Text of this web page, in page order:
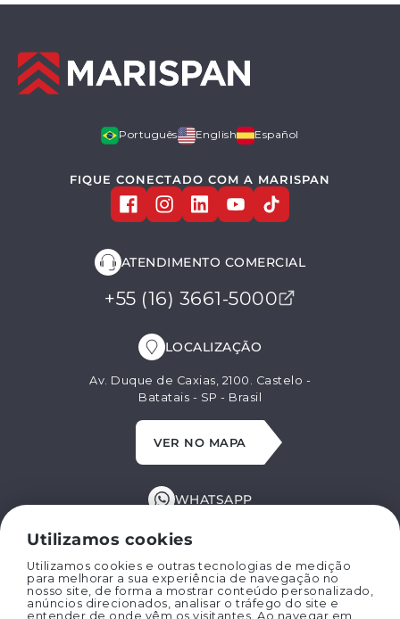
Utilizamos cookies
Utilizamos cookies e outras tecnologias de medição
para melhorar a sua experiência de navegação no
nosso site, de forma a mostrar conteúdo personalizado,
anúncios direcionados, analisar o tráfego do site e
entender de onde vêm os visitantes. Ao navegar em
Português English Español
FIQUE CONECTADO COM A MARISPAN
ATENDIMENTO COMERCIAL
+55 (16) 3661-5000
LOCALIZAÇÃO
Av. Duque de Caxias, 2100. Castelo -
Batatais - SP - Brasil
VER NO MAPA
WHATSAPP
+55 (16) 99629-8662
E-MAIL